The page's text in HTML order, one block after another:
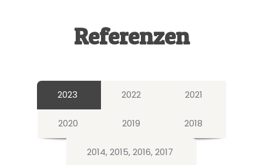
Referenzen
2023 2022 2021
2020 2019 2018
2014, 2015, 2016, 2017